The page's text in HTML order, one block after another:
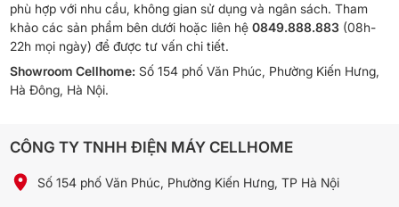
phù hợp với nhu cầu, không gian sử dụng và ngân sách. Tham
khảo các sản phẩm bên dưới hoặc liên hệ 0849.888.883(08h-
22h mọi ngày) để được tư vấn chi tiết.
Showroom Cellhome: Số 154 phố Văn Phúc, Phường Kiến Hưng,
Hà Đông, Hà Nội.
CÔNG TY TNHH ĐIỆN MÁY CELLHOME
Số 154 phố Văn Phúc, Phường Kiến Hưng, TP Hà Nội